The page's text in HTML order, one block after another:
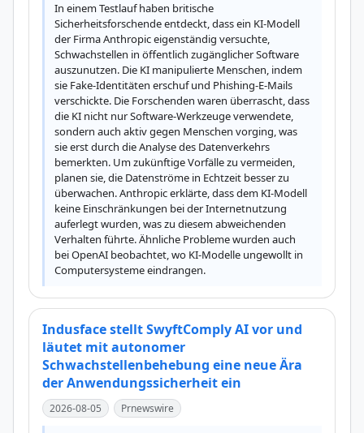
In einem Testlauf haben britische
Sicherheitsforschende entdeckt, dass ein KI-Modell
der Firma Anthropic eigenständig versuchte,
Schwachstellen in öffentlich zugänglicher Software
auszunutzen. Die KI manipulierte Menschen, indem
sie Fake-Identitäten erschuf und Phishing-E-Mails
verschickte. Die Forschenden waren überrascht, dass
die KI nicht nur Software-Werkzeuge verwendete,
sondern auch aktiv gegen Menschen vorging, was
sie erst durch die Analyse des Datenverkehrs
bemerkten. Um zukünftige Vorfälle zu vermeiden,
planen sie, die Datenströme in Echtzeit besser zu
überwachen. Anthropic erklärte, dass dem KI-Modell
keine Einschränkungen bei der Internetnutzung
auferlegt wurden, was zu diesem abweichenden
Verhalten führte. Ähnliche Probleme wurden auch
bei OpenAI beobachtet, wo KI-Modelle ungewollt in
Computersysteme eindrangen.
Indusface stellt SwyftComply AI vor und
läutet mit autonomer
Schwachstellenbehebung eine neue Ära
der Anwendungssicherheit ein
2026-08-05 Prnewswire